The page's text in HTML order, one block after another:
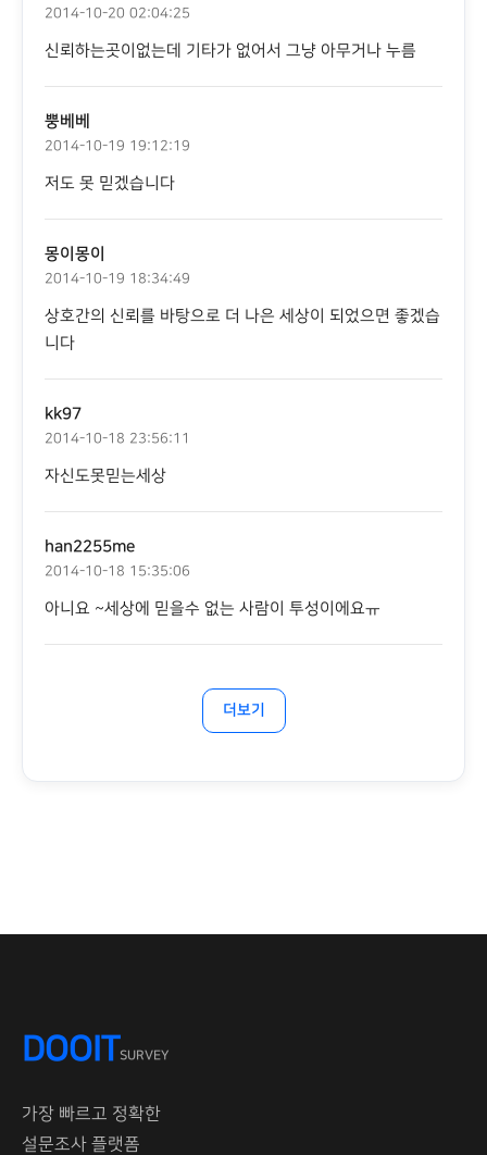
2014-10-20 02:04:25
신뢰하는곳이없는데 기타가 없어서 그냥 아무거나 누름
뿡베베
2014-10-19 19:12:19
저도 못 믿겠습니다
몽이몽이
2014-10-19 18:34:49
상호간의 신뢰를 바탕으로 더 나은 세상이 되었으면 좋겠습
니다
kk97
2014-10-18 23:56:11
자신도못믿는세상
han2255me
2014-10-18 15:35:06
아니요 ~세상에 믿을수 없는 사람이 투성이에요ㅠ
더보기
DOOITSURVEY
가장 빠르고 정확한
설문조사 플랫폼